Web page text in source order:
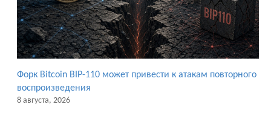
Форк Bitcoin BIP-110 может привести к атакам повторного
воспроизведения
8 августа, 2026